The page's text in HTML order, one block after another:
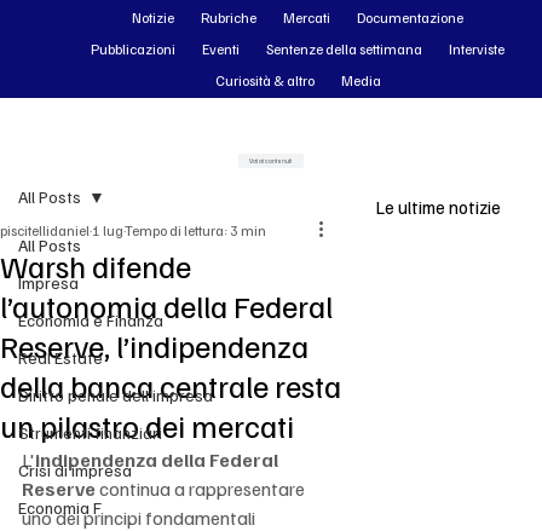
All Posts
Impresa
Economia e Finanza
Real Estate
Diritto penale dell'impresa
Strumenti finanziari
Crisi di impresa
Economia F
All Posts
Warsh difende
l’autonomia della Federal
Reserve, l’indipendenza
della banca centrale resta
un pilastro dei mercati
piscitellidaniel 1 lugTempo di lettura: 3 min
L'indipendenza della Federal
Reserve continua a rappresentare
uno dei principi fondamentali
Le ultime notizie
Notizie Rubriche Mercati
Documentazione
Pubblicazioni
Eventi Sentenze della settimana
Interviste
Curiosità & altro
Media
Vai ai contenuti